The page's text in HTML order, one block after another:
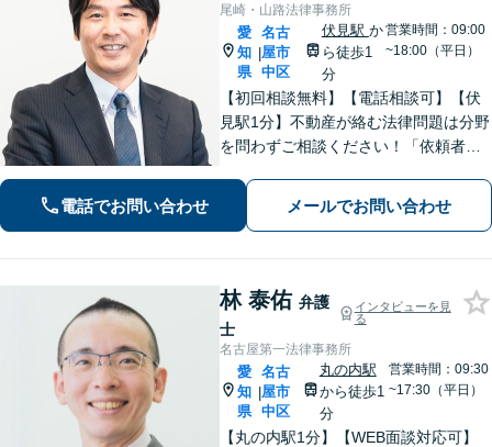
尾崎・山路法律事務所
愛
知
県
|
名古
屋市
中区
伏見駅 か
ら徒歩1
分
営業時間：09:00
~18:00（平日）
【初回相談無料】【電話相談可】【伏
見駅1分】不動産が絡む法律問題は分野
を問わずご相談ください！「依頼者さ
ひとりでも多くの方のお悩みを解決で
きるように尽力いたします。【メー
電話でお問い合わせ メールでお問い合わせ
林 泰佑 弁護
士
インタビューを見
る
名古屋第一法律事務所
愛
知
県
|
名古
屋市
中区
丸の内駅
から徒歩1
分
営業時間：09:30
~17:30（平日）
【丸の内駅1分】【WEB面談対応可】